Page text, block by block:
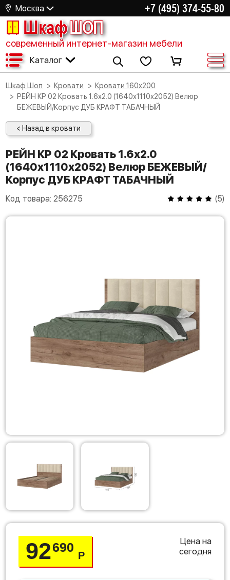
Москва +7 (495) 374-55-80
ШкафШОП
современный интернет-магазин мебели
Каталог
Шкаф Шоп Кровати
Кровати 160х200
РЕЙН КР 02 Кровать 1.6х2.0 (1640х1110х2052) Велюр
БЕЖЕВЫЙ/Корпус ДУБ КРАФТ ТАБАЧНЫЙ
< Назад в кровати
РЕЙН КР 02 Кровать 1.6х2.0
(1640х1110х2052) Велюр БЕЖЕВЫЙ/
Корпус ДУБ КРАФТ ТАБАЧНЫЙ
Код товара: 256275 (5)
92690
Р
Цена на
сегодня